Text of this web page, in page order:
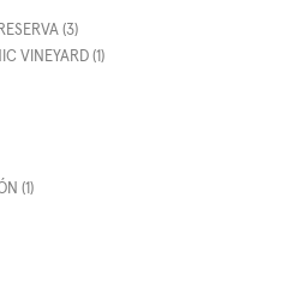
(3)
VINEYARD (1)
(1)